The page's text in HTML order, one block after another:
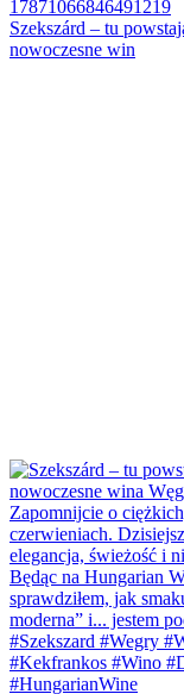
Szekszárd – tu
nowoczesne win